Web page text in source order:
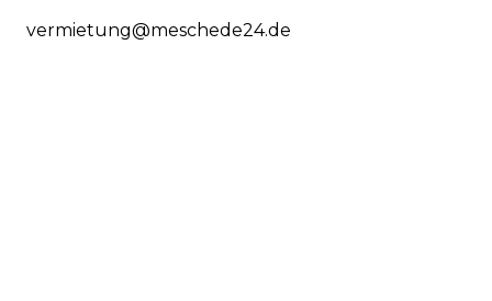
vermietung@meschede24.de